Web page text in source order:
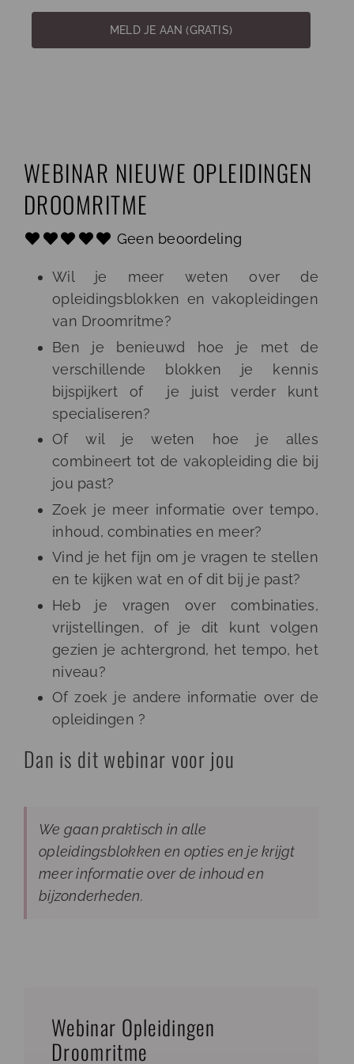
MELD JE AAN (GRATIS)
WEBINAR NIEUWE OPLEIDINGEN
DROOMRITME
Geen beoordeling
Wil je meer weten over de
opleidingsblokken en vakopleidingen
van Droomritme?
Ben je benieuwd hoe je met de
verschillende blokken je kennis
bijspijkert of je juist verder kunt
specialiseren?
Of wil je weten hoe je alles
combineert tot de vakopleiding die bij
jou past?
Zoek je meer informatie over tempo,
inhoud, combinaties en meer?
Vind je het fijn om je vragen te stellen
en te kijken wat en of dit bij je past?
Heb je vragen over combinaties,
vrijstellingen, of je dit kunt volgen
gezien je achtergrond, het tempo, het
niveau?
Of zoek je andere informatie over de
opleidingen ?
Dan is dit webinar voor jou
We gaan praktisch in alle
opleidingsblokken en opties en je krijgt
meer informatie over de inhoud en
bijzonderheden.
Webinar Opleidingen
Droomritme